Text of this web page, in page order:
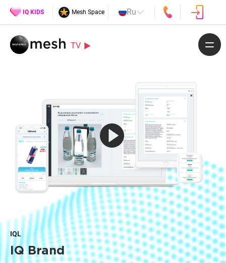
IQ KIDS Mesh Space Ru
TV
IQL
IQ Brand